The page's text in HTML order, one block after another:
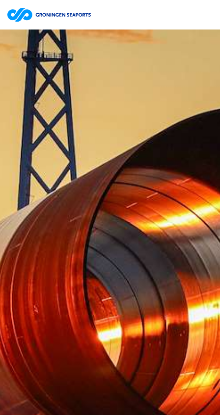
Bestuursverslag | website
Jaarrekening | website
Jaarverslag 2025 Groningen Seaports N.V. | pdf
Jaarverslag | website
Jaarrekening | website
Jaarverslag 2024 Groningen Seaports N.V. | pdf 12.0MB
Jaarverslag | website
Jaarrekening | website
Jaarverslag 2023 Groningen Seaports N.V. | pdf
11.3MB
ZOEKEN